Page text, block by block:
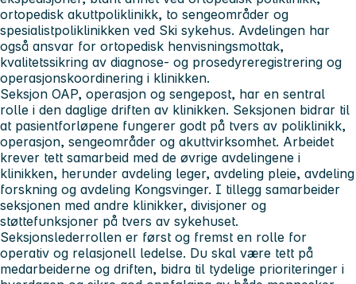
ortopedisk akuttpoliklinikk, to sengeområder og
spesialistpoliklinikken ved Ski sykehus. Avdelingen har
også ansvar for ortopedisk henvisningsmottak,
kvalitetssikring av diagnose- og prosedyreregistrering og
operasjonskoordinering i klinikken.
Seksjon OAP, operasjon og sengepost, har en sentral
rolle i den daglige driften av klinikken. Seksjonen bidrar til
at pasientforløpene fungerer godt på tvers av poliklinikk,
operasjon, sengeområder og akuttvirksomhet. Arbeidet
krever tett samarbeid med de øvrige avdelingene i
klinikken, herunder avdeling leger, avdeling pleie, avdeling
forskning og avdeling Kongsvinger. I tillegg samarbeider
seksjonen med andre klinikker, divisjoner og
støttefunksjoner på tvers av sykehuset.
Seksjonslederrollen er først og fremst en rolle for
operativ og relasjonell ledelse. Du skal være tett på
medarbeiderne og driften, bidra til tydelige prioriteringer i